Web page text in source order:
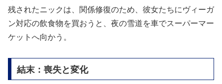
残されたニックは、関係修復のため、彼女たちにヴィーガ
ン対応の飲食物を買おうと、夜の雪道を車でスーパーマー
ケットへ向かう。
結末：喪失と変化